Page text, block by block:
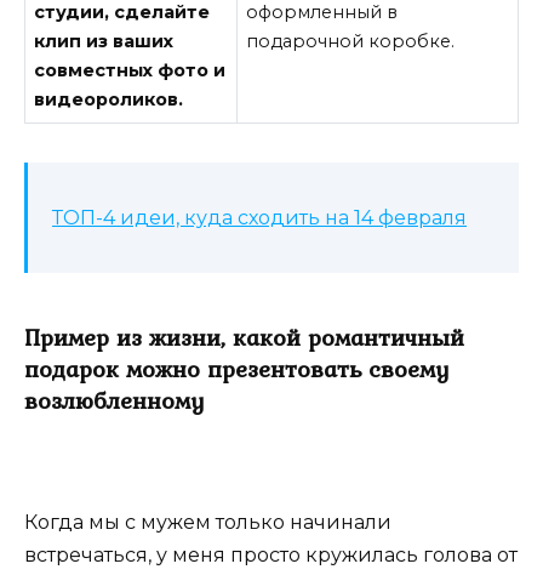
студии, сделайте
клип из ваших
совместных фото и
видеороликов.
оформленный в
подарочной коробке.
ТОП-4 идеи, куда сходить на 14 февраля
Пример из жизни, какой романтичный
подарок можно презентовать своему
возлюбленному
Когда мы с мужем только начинали
встречаться, у меня просто кружилась голова от